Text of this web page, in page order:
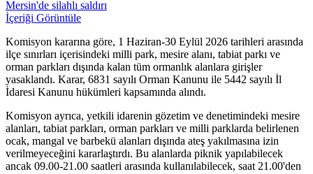
Mersin'de silahlı saldırı
İçeriği Görüntüle
Komisyon kararına göre, 1 Haziran-30 Eylül 2026 tarihleri arasında
ilçe sınırları içerisindeki milli park, mesire alanı, tabiat parkı ve
orman parkları dışında kalan tüm ormanlık alanlara girişler
yasaklandı. Karar, 6831 sayılı Orman Kanunu ile 5442 sayılı İl
İdaresi Kanunu hükümleri kapsamında alındı.
Komisyon ayrıca, yetkili idarenin gözetim ve denetimindeki mesire
alanları, tabiat parkları, orman parkları ve milli parklarda belirlenen
ocak, mangal ve barbekü alanları dışında ateş yakılmasına izin
verilmeyeceğini kararlaştırdı. Bu alanlarda piknik yapılabilecek
ancak 09.00-21.00 saatleri arasında kullanılabilecek, saat 21.00'den